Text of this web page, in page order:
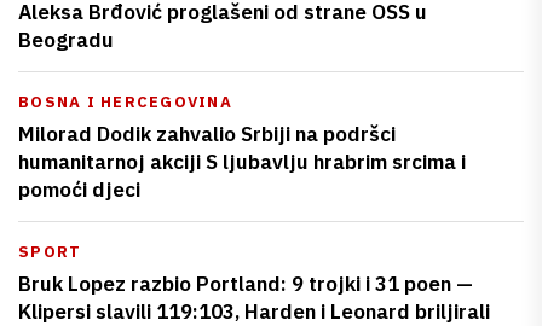
Aleksa Brđović proglašeni od strane OSS u
Beogradu
BOSNA I HERCEGOVINA
Milorad Dodik zahvalio Srbiji na podršci
humanitarnoj akciji S ljubavlju hrabrim srcima i
pomoći djeci
SPORT
Bruk Lopez razbio Portland: 9 trojki i 31 poen —
Klipersi slavili 119:103, Harden i Leonard briljirali